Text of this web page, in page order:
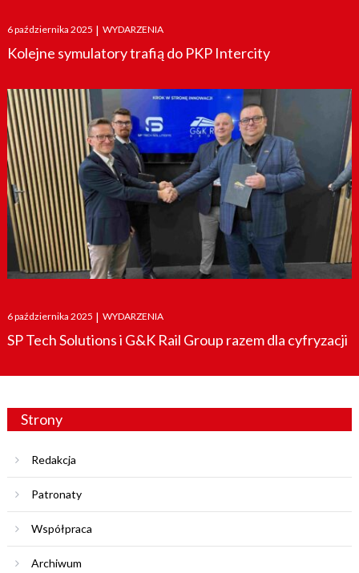
Posted
on
6 października 2025 | WYDARZENIA
Kolejne symulatory trafią do PKP Intercity
Posted
on
6 października 2025 | WYDARZENIA
SP Tech Solutions i G&K Rail Group razem dla cyfryzacji
Strony
Redakcja
Patronaty
Współpraca
Archiwum